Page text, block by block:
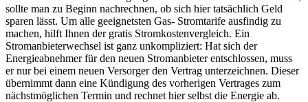
sollte man zu Beginn nachrechnen, ob sich hier tatsächlich Geld
sparen lässt. Um alle geeignetsten Gas- Stromtarife ausfindig zu
machen, hilft Ihnen der gratis Stromkostenvergleich. Ein
Stromanbieterwechsel ist ganz unkompliziert: Hat sich der
Energieabnehmer für den neuen Stromanbieter entschlossen, muss
er nur bei einem neuen Versorger den Vertrag unterzeichnen. Dieser
übernimmt dann eine Kündigung des vorherigen Vertrages zum
nächstmöglichen Termin und rechnet hier selbst die Energie ab.